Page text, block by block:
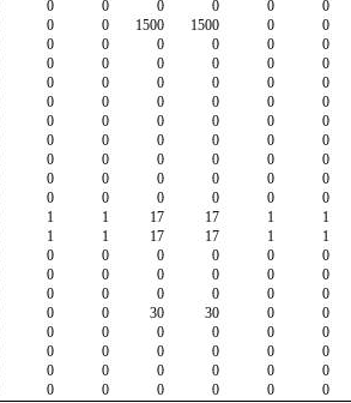
0 0 0 0 0 0
0 0 1500 1500 0 0
0 0 0 0 0 0
0 0 0 0 0 0
0 0 0 0 0 0
0 0 0 0 0 0
0 0 0 0 0 0
0 0 0 0 0 0
0 0 0 0 0 0
0 0 0 0 0 0
0 0 0 0 0 0
1 1 17 17 1 1
1 1 17 17 1 1
0 0 0 0 0 0
0 0 0 0 0 0
0 0 0 0 0 0
0 0 30 30 0 0
0 0 0 0 0 0
0 0 0 0 0 0
0 0 0 0 0 0
0 0 0 0 0 0